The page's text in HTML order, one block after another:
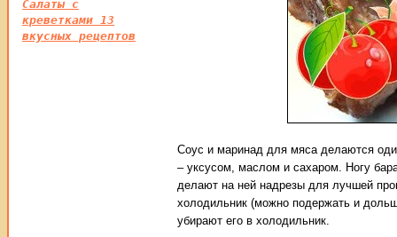
Соус и маринад для мяса делаются
– уксусом, маслом и сахаром. Ногу
делают на ней надрезы для лучшей
холодильник (можно подержать и
убирают его в холодильник.
Салаты с
креветками 13
вкусных рецептов